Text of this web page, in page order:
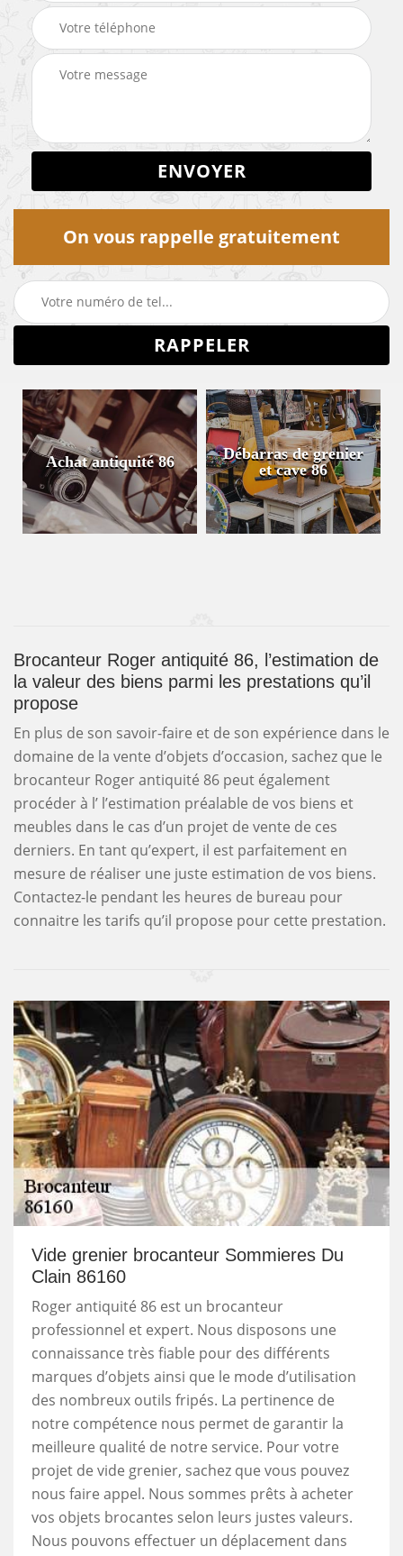
On vous rappelle gratuitement
Achat antiquité 86
Débarras de grenier
et cave 86
Brocanteur Roger antiquité 86, l’estimation de
la valeur des biens parmi les prestations qu’il
propose
En plus de son savoir-faire et de son expérience dans le
domaine de la vente d’objets d’occasion, sachez que le
brocanteur Roger antiquité 86 peut également
procéder à l’ l’estimation préalable de vos biens et
meubles dans le cas d’un projet de vente de ces
derniers. En tant qu’expert, il est parfaitement en
mesure de réaliser une juste estimation de vos biens.
Contactez-le pendant les heures de bureau pour
connaitre les tarifs qu’il propose pour cette prestation.
Vide grenier brocanteur Sommieres Du
Clain 86160
Roger antiquité 86 est un brocanteur
professionnel et expert. Nous disposons une
connaissance très fiable pour des différents
marques d’objets ainsi que le mode d’utilisation
des nombreux outils fripés. La pertinence de
notre compétence nous permet de garantir la
meilleure qualité de notre service. Pour votre
projet de vide grenier, sachez que vous pouvez
nous faire appel. Nous sommes prêts à acheter
vos objets brocantes selon leurs justes valeurs.
Nous pouvons effectuer un déplacement dans